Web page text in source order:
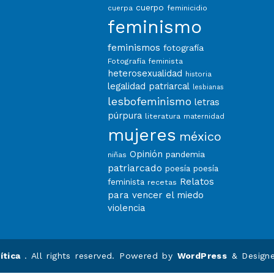
cuerpa cuerpo feminicidio
feminismo
feminismos fotografía
Fotografía feminista
heterosexualidad historia
legalidad patriarcal lesbianas
lesbofeminismo letras
púrpura literatura maternidad
mujeres méxico
niñas Opinión pandemia
patriarcado poesía poesía
feminista recetas Relatos
para vencer el miedo
violencia
. All rights reserved. Powered by WordPress &